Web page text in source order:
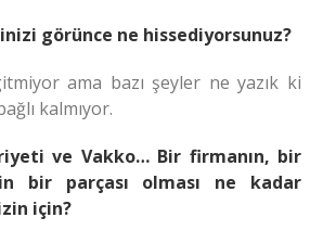
görünce ne hissediyorsunuz?
ama bazı şeyler ne yazık ki
kalmıyor.
ve Vakko… Bir firmanın, bir
bir parçası olması ne kadar
için?